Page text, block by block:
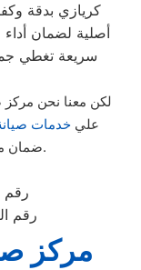
كريازي بدقة
أصلية لضمان
سريعة تغطي
لكن معنا نحن مركز
علي خدمات صيانة
ضمان.
رقم
رقم
مركز